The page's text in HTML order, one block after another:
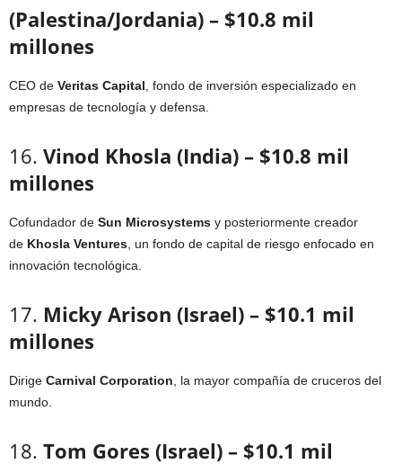
(Palestina/Jordania) – $10.8 mil
millones
CEO de Veritas Capital , fondo de inversión especializado en
empresas de tecnología y defensa.
16. Vinod Khosla (India) – $10.8 mil
millones
Cofundador de Sun Microsystems y posteriormente creador
de Khosla Ventures , un fondo de capital de riesgo enfocado en
innovación tecnológica.
17. Micky Arison (Israel) – $10.1 mil
millones
Dirige Carnival Corporation , la mayor compañía de cruceros del
mundo.
18. Tom Gores (Israel) – $10.1 mil